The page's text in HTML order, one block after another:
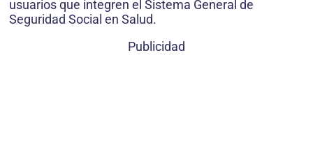
usuarios que integren el Sistema General de
Seguridad Social en Salud.
Publicidad